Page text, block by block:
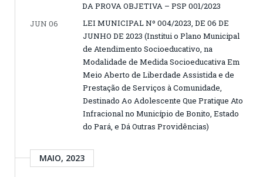
DA PROVA OBJETIVA – PSP 001/2023
JUN 06
LEI MUNICIPAL Nº 004/2023, DE 06 DE
JUNHO DE 2023 (Institui o Plano Municipal
de Atendimento Socioeducativo, na
Modalidade de Medida Socioeducativa Em
Meio Aberto de Liberdade Assistida e de
Prestação de Serviços à Comunidade,
Destinado Ao Adolescente Que Pratique Ato
Infracional no Município de Bonito, Estado
do Pará, e Dá Outras Providências)
MAIO, 2023